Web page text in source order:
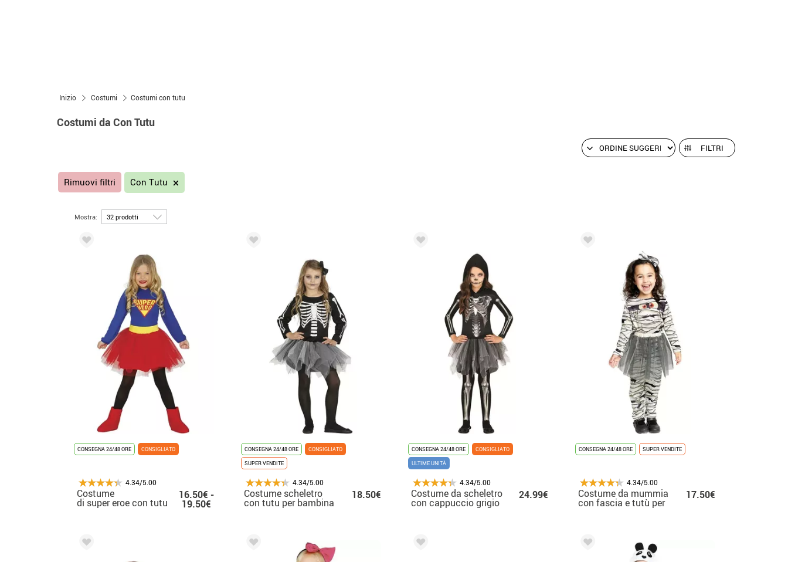
Inizio Costumi Costumi con tutu
Costumi da Con Tutu
FILTRI
Rimuovi filtri Con Tutu
Mostra:
CONSEGNA 24/48 ORE CONSIGLIATO
4.34/5.00
Costume
di super eroe con tutu
16.50€ -
19.50€
CONSEGNA 24/48 ORE
CONSIGLIATO
SUPER VENDITE
4.34/5.00
Costume scheletro
con tutu per bambina
18.50€
CONSEGNA 24/48 ORE
CONSIGLIATO
ULTIME UNITÀ
4.34/5.00
Costume da scheletro
con cappuccio grigio
per ragazza
24.99€
CONSEGNA 24/48 ORE SUPER VENDITE
4.34/5.00
Costume da mummia
con fascia e tutù per
neonato e bambina
17.50€